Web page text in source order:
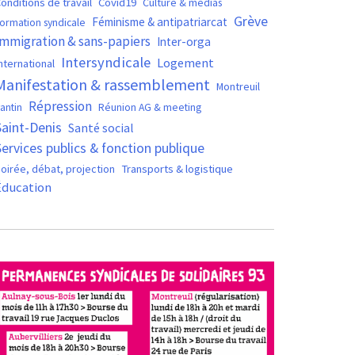
syndicale Féminisme & antipatriarcat Grève
& sans-papiers Inter-orga
Intersyndicale Logement
& rassemblement Montreuil
Répression Réunion AG & meeting
Denis Santé social
publics & fonction publique
débat, projection Transports & logistique